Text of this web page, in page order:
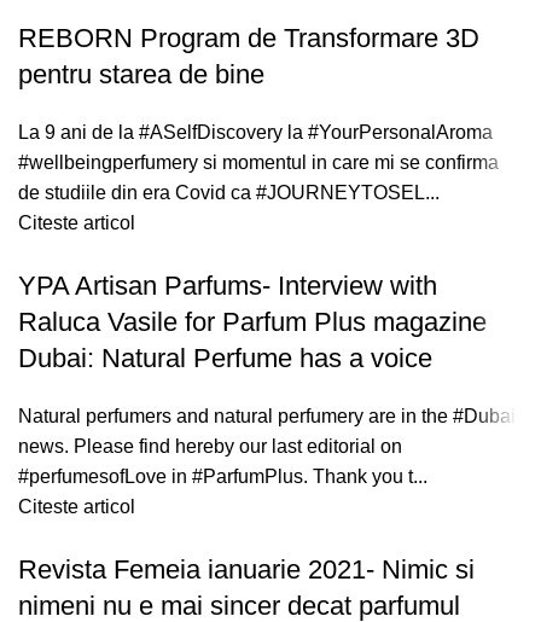
REBORN Program de Transformare 3D
pentru starea de bine
La 9 ani de la #ASelfDiscovery la #YourPersonalAroma
#wellbeingperfumery si momentul in care mi se confirma
de studiile din era Covid ca #JOURNEYTOSEL...
Citeste articol
YPA Artisan Parfums- Interview with
Raluca Vasile for Parfum Plus magazine
Dubai: Natural Perfume has a voice
Natural perfumers and natural perfumery are in the #Dubai
news. Please find hereby our last editorial on
#perfumesofLove in #ParfumPlus. Thank you t...
Citeste articol
Revista Femeia ianuarie 2021- Nimic si
nimeni nu e mai sincer decat parfumul